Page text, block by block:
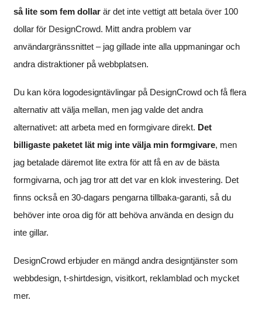
så lite som fem dollar är det inte vettigt att betala över 100
dollar för DesignCrowd. Mitt andra problem var
användargränssnittet – jag gillade inte alla uppmaningar och
andra distraktioner på webbplatsen.
Du kan köra logodesigntävlingar på DesignCrowd och få flera
alternativ att välja mellan, men jag valde det andra
alternativet: att arbeta med en formgivare direkt. Det
billigaste paketet lät mig inte välja min formgivare, men
jag betalade däremot lite extra för att få en av de bästa
formgivarna, och jag tror att det var en klok investering. Det
finns också en 30-dagars pengarna tillbaka-garanti, så du
behöver inte oroa dig för att behöva använda en design du
inte gillar.
DesignCrowd erbjuder en mängd andra designtjänster som
webbdesign, t-shirtdesign, visitkort, reklamblad och mycket
mer.